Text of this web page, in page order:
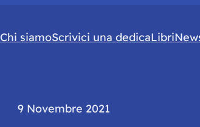
Chi siamoScrivici una dedicaLibri
9 Novembre 2021